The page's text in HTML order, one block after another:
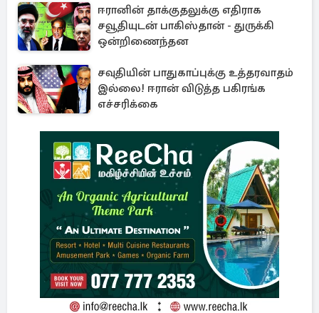
ஈரானின் தாக்குதலுக்கு எதிராக
சவூதியுடன் பாகிஸ்தான் - துருக்கி
ஒன்றிணைந்தன
சவுதியின் பாதுகாப்புக்கு உத்தரவாதம்
இல்லை! ஈரான் விடுத்த பகிரங்க
எச்சரிக்கை